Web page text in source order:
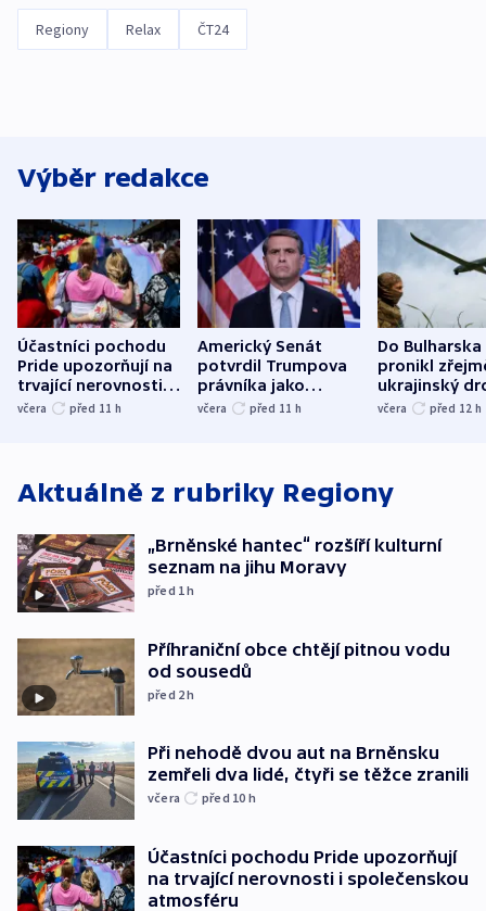
Regiony Relax ČT24
Výběr redakce
Účastníci pochodu
Pride upozorňují na
trvající nerovnosti i
společenskou
včera před 11 h
Americký Senát
potvrdil Trumpova
právníka jako
ministra
včera před 11 h
Do Bulharska
pronikl
ukrajinský
explodoval
včera před 12 h
Aktuálně z rubriky Regiony
„Brněnské hantec“ rozšíří kulturní
seznam na jihu Moravy
před 1h
Příhraniční obce chtějí pitnou vodu
od sousedů
před 2h
Při nehodě dvou aut na Brněnsku
zemřeli dva lidé, čtyři se těžce zranili
včera před 10 h
Účastníci pochodu Pride upozorňují
na trvající nerovnosti i společenskou
atmosféru